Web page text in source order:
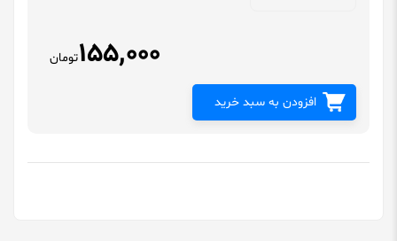
155,000تومان
افزودن به سبد خرید